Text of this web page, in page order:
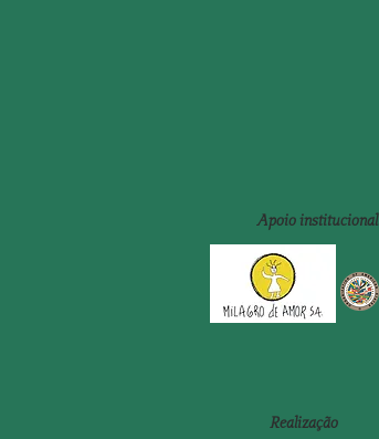
Apoio institucional
Realização